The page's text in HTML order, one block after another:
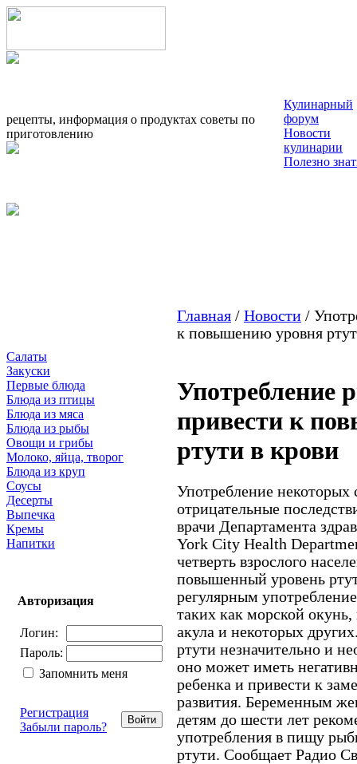
рецепты, информация о продуктах советы по
приготовлению
Кулинарный
форум
Новости
кулинарии
Полезно
Салаты
Закуски
Первые блюда
Блюда из птицы
Блюда из мяса
Блюда из рыбы
Овощи и грибы
Молоко, яйца, творог
Блюда из круп
Соусы
Десерты
Выпечка
Кремы
Напитки
Авторизация
Логин:
Пароль:
Запомнить меня
Регистрация
Забыли пароль?
Главная / Новости /
к повышению уровня
Употребление
привести к
ртути в крови
Употребление
отрицательные
врачи Департамента
York City Health
четверть взрослого
повышенный уровень
регулярным
таких как морской окунь,
акула и некоторых
ртути незначительно и
оно может иметь
ребенка и привести к
развития. Беременным
детям до шести лет
употребления в пищу
ртути. Сообщает Радио